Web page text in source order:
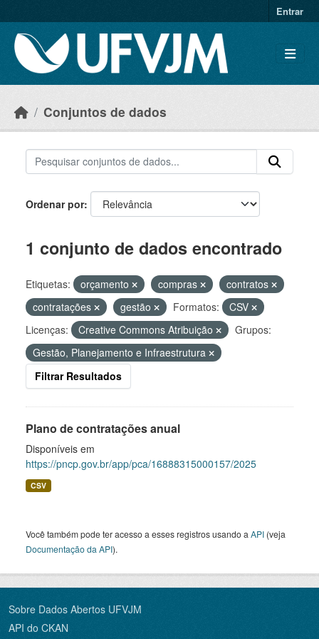
Entrar
Conjuntos de dados
Ordenar por
1 conjunto de dados encontrado
Etiquetas: orçamento compras
contratos
contratações
gestão Formatos:
CSV
Licenças:
Creative Commons Atribuição
Grupos:
Gestão, Planejamento e Infraestrutura
Filtrar Resultados
Plano de contratações anual
Disponíveis em
https://pncp.gov.br/app/pca/16888315000157/2025
CSV
Você também pode ter acesso a esses registros usando a API (veja
Documentação da API).
Sobre Dados Abertos UFVJM
API do CKAN